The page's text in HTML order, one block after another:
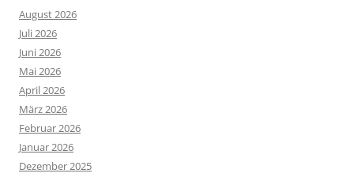
August 2026
Juli 2026
Juni 2026
Mai 2026
April 2026
März 2026
Februar 2026
Januar 2026
Dezember 2025